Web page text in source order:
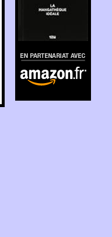
En partenariat avec
Amazon.fr